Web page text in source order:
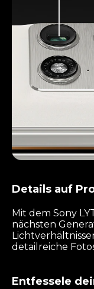
Details auf
Mit dem Sony
nächsten
detailreiche
Entfessele